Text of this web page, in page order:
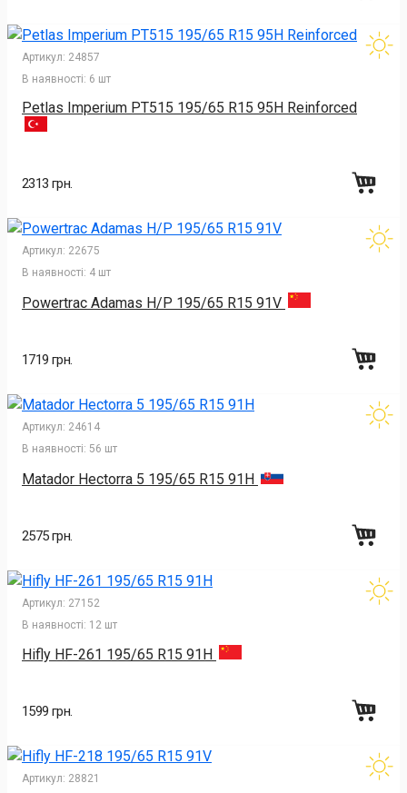
Артикул: 24857
В наявності: 6 шт
Petlas Imperium PT515 195/65 R15 95H Reinforced
2313 грн.
Артикул: 22675
В наявності: 4 шт
Powertrac Adamas H/P 195/65 R15 91V
1719 грн.
Артикул: 24614
В наявності: 56 шт
Matador Hectorra 5 195/65 R15 91H
2575 грн.
Артикул: 27152
В наявності: 12 шт
Hifly HF-261 195/65 R15 91H
1599 грн.
Артикул: 28821